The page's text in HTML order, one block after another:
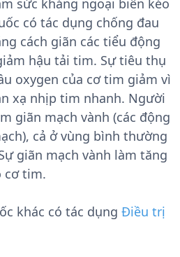
sức kháng ngoại biên kéo
có tác dụng chống đau
cách giãn các tiểu động
hậu tải tim. Sự tiêu thụ
oxygen của cơ tim giảm vì
xạ nhịp tim nhanh. Người
giãn mạch vành (các động
cả ở vùng bình thường
giãn mạch vành làm tăng
cơ tim.
khác có tác dụng Điều trị